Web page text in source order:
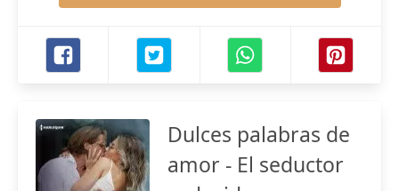
Dulces palabras de
amor - El seductor